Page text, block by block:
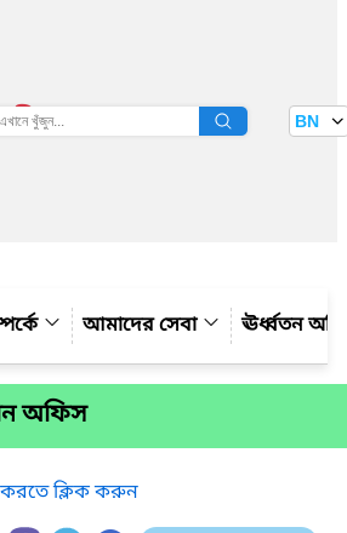
তথ্য বাতায়ন BN
আমাদের সেবা ঊর্ধ্বতন
অফিস
করতে ক্লিক করুন